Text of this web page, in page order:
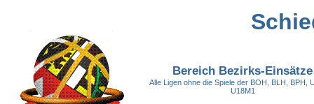
Bereich Bezirks-Einsätze
Alle Ligen ohne die Spiele der BOH, BLH, BPH,
U18M1